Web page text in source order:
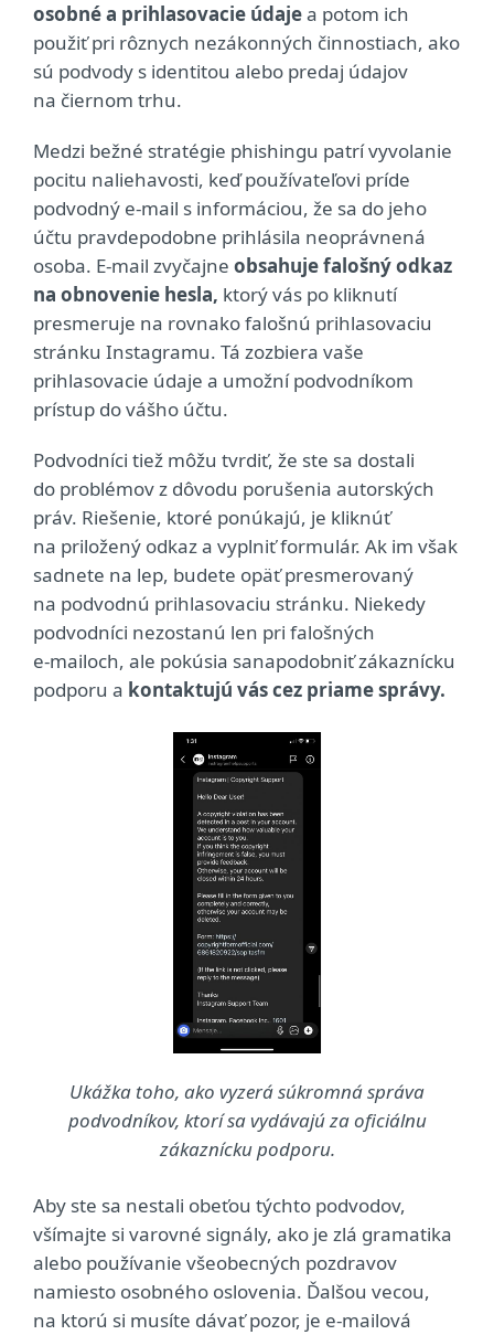
osobné a prihlasovacie údajea potom ich
použiť pri rôznych nezákonných činnostiach, ako
sú podvody s identitou alebo predaj údajov
na čiernom trhu.
Medzi bežné stratégie phishingu patrí vyvolanie
pocitu naliehavosti, keď používateľovi príde
podvodný e‑mail s informáciou, že sa do jeho
účtu pravdepodobne prihlásila neoprávnená
osoba. E‑mail zvyčajne obsahuje falošný odkaz
na obnovenie hesla, ktorý vás po kliknutí
presmeruje na rovnako falošnú prihlasovaciu
stránku Instagramu. Tá zozbiera vaše
prihlasovacie údaje a umožní podvodníkom
prístup do vášho účtu.
Podvodníci tiež môžu tvrdiť, že ste sa dostali
do problémov z dôvodu porušenia autorských
práv. Riešenie, ktoré ponúkajú, je kliknúť
na priložený odkaz a vyplniť formulár. Ak im však
sadnete na lep, budete opäť presmerovaný
na podvodnú prihlasovaciu stránku. Niekedy
podvodníci nezostanú len pri falošných
e‑mailoch, ale pokúsia sanapodobniť zákaznícku
podporu a kontaktujú vás cez priame správy.
Ukážka toho, ako vyzerá súkromná správa
podvodníkov, ktorí sa vydávajú za oficiálnu
zákaznícku podporu.
Aby ste sa nestali obeťou týchto podvodov,
všímajte si varovné signály, ako je zlá gramatika
alebo používanie všeobecných pozdravov
namiesto osobného oslovenia. Ďalšou vecou,
na ktorú si musíte dávať pozor, je e‑mailová